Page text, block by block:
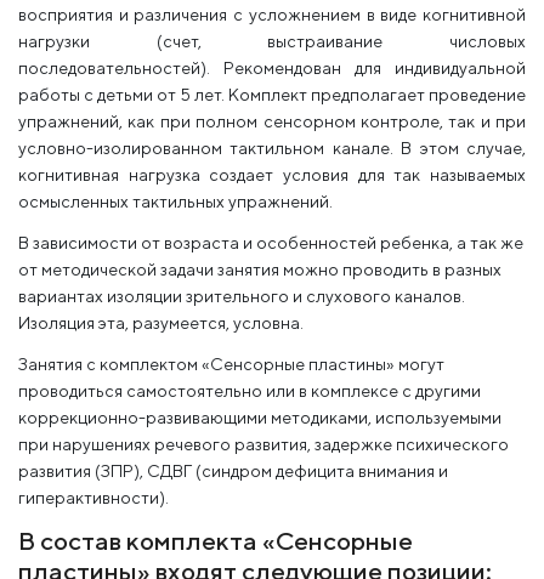
восприятия и различения с усложнением в виде когнитивной
нагрузки (счет, выстраивание числовых
последовательностей). Рекомендован для индивидуальной
работы с детьми от 5 лет. Комплект предполагает проведение
упражнений, как при полном сенсорном контроле, так и при
условно-изолированном тактильном канале. В этом случае,
когнитивная нагрузка создает условия для так называемых
осмысленных тактильных упражнений.
В зависимости от возраста и особенностей ребенка, а так же
от методической задачи занятия можно проводить в разных
вариантах изоляции зрительного и слухового каналов.
Изоляция эта, разумеется, условна.
Занятия с комплектом «Сенсорные пластины» могут
проводиться самостоятельно или в комплексе с другими
коррекционно-развивающими методиками, используемыми
при нарушениях речевого развития, задержке психического
развития (ЗПР), СДВГ (синдром дефицита внимания и
гиперактивности).
В состав комплекта «Сенсорные
пластины» входят следующие позиции: